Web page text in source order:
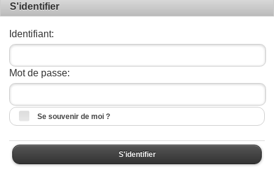
S'identifier
Identifiant:
Mot de passe:
Se souvenir de moi ?
S'identifier